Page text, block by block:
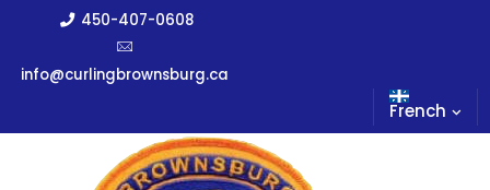
450-407-0608
info@curlingbrownsburg.ca
French